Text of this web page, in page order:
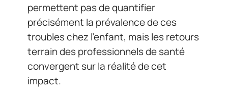
permettent pas de quantifier
précisément la prévalence de ces
troubles chez l’enfant, mais les retours
terrain des professionnels de santé
convergent sur la réalité de cet
impact.